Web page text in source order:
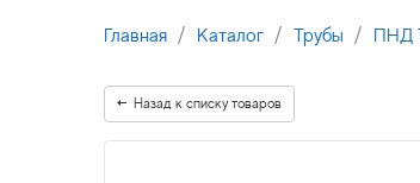
Главная Каталог Трубы ПНД
Назад к списку товаров